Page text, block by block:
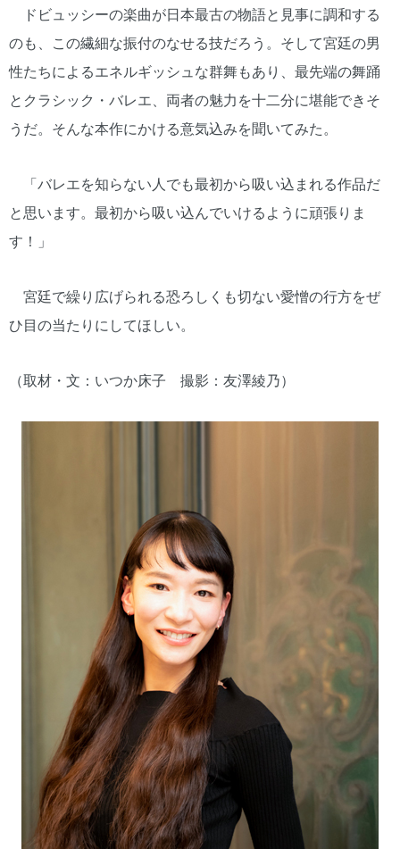
ドビュッシーの楽曲が日本最古の物語と見事に調和する
のも、この繊細な振付のなせる技だろう。そして宮廷の男
性たちによるエネルギッシュな群舞もあり、最先端の舞踊
とクラシック・バレエ、両者の魅力を十二分に堪能できそ
うだ。そんな本作にかける意気込みを聞いてみた。
「バレエを知らない人でも最初から吸い込まれる作品だ
と思います。最初から吸い込んでいけるように頑張りま
す！」
宮廷で繰り広げられる恐ろしくも切ない愛憎の行方をぜ
ひ目の当たりにしてほしい。
（取材・文：いつか床子 撮影：友澤綾乃）